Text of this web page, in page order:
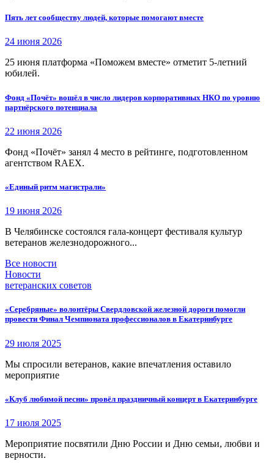
Пять лет сообществу людей, которые помогают вместе
24 июня 2026
25 июня платформа «Поможем вместе» отметит 5-летний
юбилей.
Фонд «Почёт» вошёл в число лидеров корпоративных НКО по уровню
партнёрского потенциала
22 июня 2026
Фонд «Почёт» занял 4 место в рейтинге, подготовленном
агентством RAEX.
«Единый ритм магистрали»
19 июня 2026
В Челябинске состоялся гала-концерт фестиваля культур
ветеранов железнодорожного...
Все новости
Новости
ветеранских советов
«Серебряные» волонтёры Свердловской железной дороги помогли
провести Финал Чемпионата профессионалов в Екатеринбурге
29 июля 2025
Мы спросили ветеранов, какие впечатления оставило
мероприятие
«Клуб любимой песни» провёл праздничный концерт в Екатеринбурге
17 июля 2025
Мероприятие посвятили Дню России и Дню семьи, любви и
верности.